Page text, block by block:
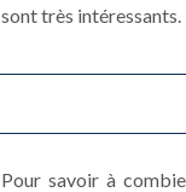
sont très intéressants.
Pour savoir à